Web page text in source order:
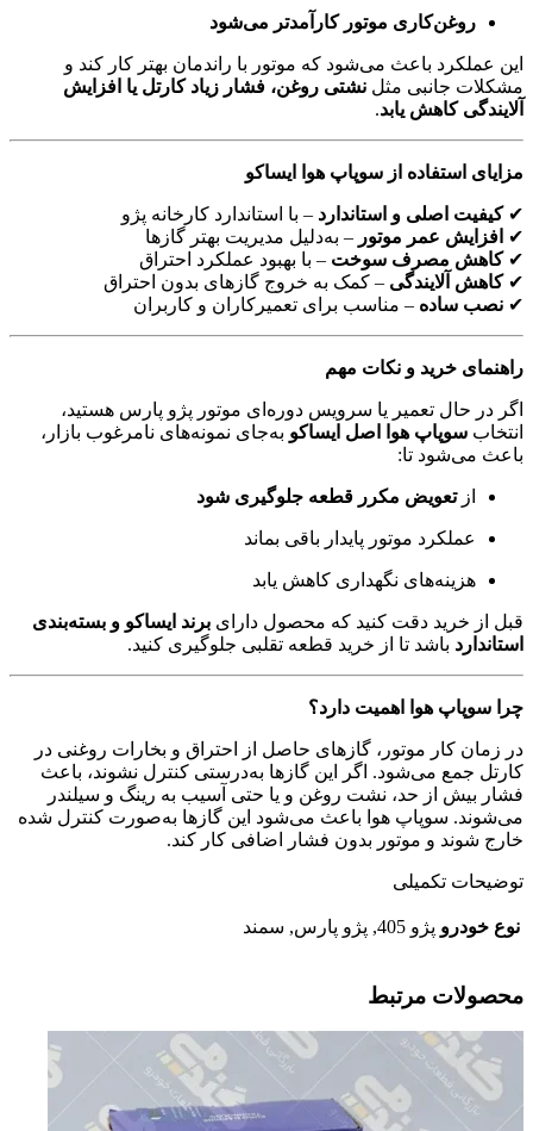
روغن‌کاری موتور کارآمدتر می‌شود
این عملکرد باعث می‌شود که موتور با راندمان بهتر کار کند و
مشکلات جانبی مثل نشتی روغن، فشار زیاد کارتل یا افزایش
آلایندگی کاهش یابد.
مزایای استفاده از سوپاپ هوا ایساکو
✔کیفیت اصلی و استاندارد – با استاندارد کارخانه پژو
✔ افزایش عمر موتور – به‌دلیل مدیریت بهتر گازها
✔کاهش مصرف سوخت – با بهبود عملکرد احتراق
✔کاهش آلایندگی – کمک به خروج گازهای بدون احتراق
✔ نصب ساده – مناسب برای تعمیرکاران و کاربران
راهنمای خرید و نکات مهم
اگر در حال تعمیر یا سرویس دوره‌ای موتور پژو پارس هستید،
انتخاب سوپاپ هوا اصل ایساکو به‌جای نمونه‌های نامرغوب بازار،
باعث می‌شود تا:
ازتعویض مکرر قطعه جلوگیری شود
عملکرد موتور پایدار باقی بماند
هزینه‌های نگهداری کاهش یابد
قبل از خرید دقت کنید که محصول دارای برند ایساکو و بسته‌بندی
استاندارد باشد تا از خرید قطعه تقلبی جلوگیری کنید.
چرا سوپاپ هوا اهمیت دارد؟
در زمان کار موتور، گازهای حاصل از احتراق و بخارات روغنی در
کارتل جمع می‌شود. اگر این گازها به‌درستی کنترل نشوند، باعث
فشار بیش از حد، نشت روغن و یا حتی آسیب به رینگ و سیلندر
می‌شوند. سوپاپ هوا باعث می‌شود این گازها به‌صورت کنترل شده
خارج شوند و موتور بدون فشار اضافی کار کند.
توضیحات تکمیلی
نوع خودرو پژو 405, پژو پارس, سمند
محصولات مرتبط